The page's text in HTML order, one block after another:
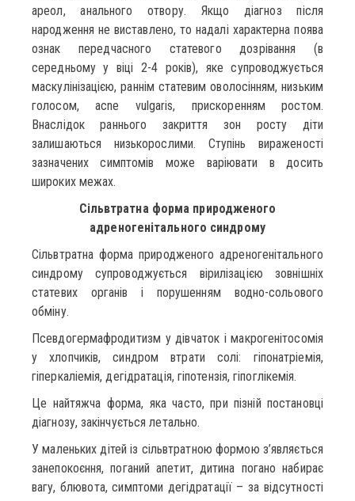
ареол, анального отвору. Якщо діагноз після
народження не виставлено, то надалі характерна поява
ознак передчасного статевого дозрівання (в
середньому у віці 2-4 років), яке супроводжується
маскулінізацією, раннім статевим оволосінням, низьким
голосом, acne vulgaris, прискоренням ростом.
Внаслідок раннього закриття зон росту діти
залишаються низькорослими. Ступінь вираженості
зазначених симптомів може варіювати в досить
широких межах.
Сільвтратна форма природженого
адреногенітального синдрому
Сільвтратна форма природженого адреногенітального
синдрому супроводжується вірилізацією зовнішніх
статевих органів і порушенням водно-сольового
обміну.
Псевдогермафродитизм у дівчаток і макрогенітосомія
у хлопчиків, синдром втрати солі: гіпонатріемія,
гіперкаліемія, дегідратація, гіпотензія, гіпоглікемія.
Це найтяжча форма, яка часто, при пізній постановці
діагнозу, закінчується летально.
У маленьких дітей із сільвтратною формою з’являється
занепокоєння, поганий апетит, дитина погано набирає
вагу, блювота, симптоми дегідратації – за відсутності